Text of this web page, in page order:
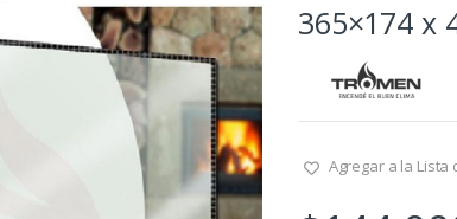
365×174 x
Agregar a la Lista